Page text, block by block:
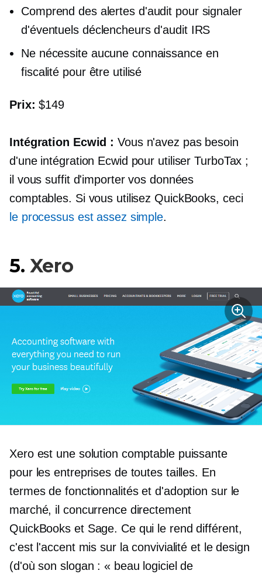
Comprend des alertes d'audit pour signaler
d'éventuels déclencheurs d'audit IRS
Ne nécessite aucune connaissance en
fiscalité pour être utilisé
Prix:$149
Intégration Ecwid : Vous n'avez pas besoin
d'une intégration Ecwid pour utiliser TurboTax ;
il vous suffit d'importer vos données
comptables. Si vous utilisez QuickBooks, ceci
le processus est assez simple.
5. Xero
Xero est une solution comptable puissante
pour les entreprises de toutes tailles. En
termes de fonctionnalités et d'adoption sur le
marché, il concurrence directement
QuickBooks et Sage. Ce qui le rend différent,
c'est l'accent mis sur la convivialité et le design
(d'où son slogan : « beau logiciel de